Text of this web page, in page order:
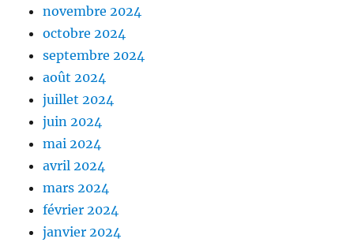
novembre 2024
octobre 2024
septembre 2024
août 2024
juillet 2024
juin 2024
mai 2024
avril 2024
mars 2024
février 2024
janvier 2024